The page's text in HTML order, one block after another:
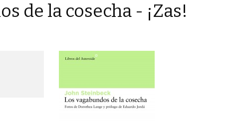
de la cosecha - ¡Zas!